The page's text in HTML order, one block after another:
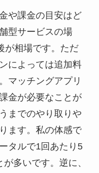
や課金の目安はど
型サービスの場
が相場です。ただ
によっては追加料
マッチングアプリ
金が必要なことが
までのやり取りや
ます。私の体感で
タルで1回あたり5
多いです。逆に、